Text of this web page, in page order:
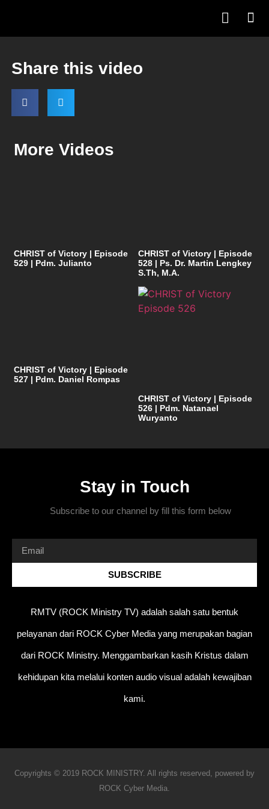
Share this video
More Videos
CHRIST of Victory | Episode
529 | Pdm. Julianto
CHRIST of Victory | Episode
528 | Ps. Dr. Martin Lengkey
S.Th, M.A.
CHRIST of Victory | Episode
527 | Pdm. Daniel Rompas
CHRIST of Victory | Episode
526 | Pdm. Natanael
Wuryanto
Stay in Touch
Subscribe to our channel by fill this form below
SUBSCRIBE
RMTV (ROCK Ministry TV) adalah salah satu bentuk
pelayanan dari ROCK Cyber Media yang merupakan bagian
dari ROCK Ministry. Menggambarkan kasih Kristus dalam
kehidupan kita melalui konten audio visual adalah kewajiban
kami.
Copyrights © 2019 ROCK MINISTRY. All rights reserved, powered by
ROCK Cyber Media.